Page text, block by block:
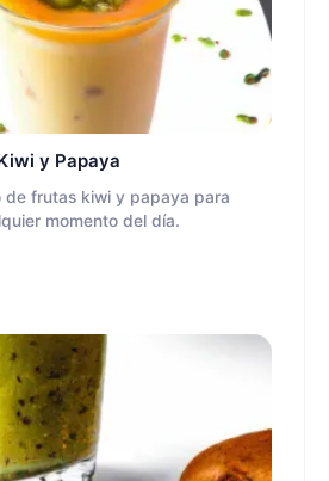
y Papaya
de frutas kiwi y papaya para
momento del día.